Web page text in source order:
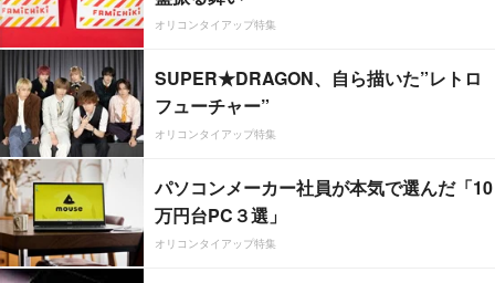
オリコンタイアップ特集
SUPER★DRAGON、自ら描いた”レトロ
フューチャー”
オリコンタイアップ特集
パソコンメーカー社員が本気で選んだ「10
万円台PC３選」
オリコンタイアップ特集